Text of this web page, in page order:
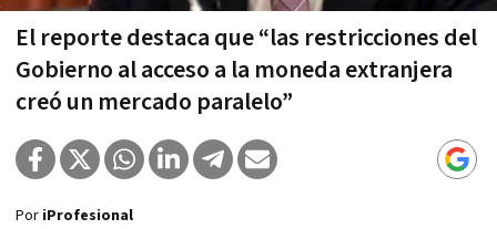
El reporte destaca que “las restricciones del
Gobierno al acceso a la moneda extranjera
creó un mercado paralelo”
Por iProfesional